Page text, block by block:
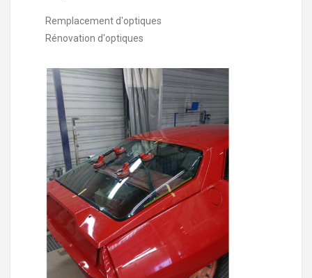
Remplacement d'optiques
Rénovation d'optiques